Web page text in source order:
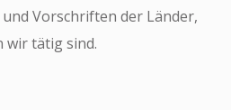
und Vorschriften der Länder,
wir tätig sind.